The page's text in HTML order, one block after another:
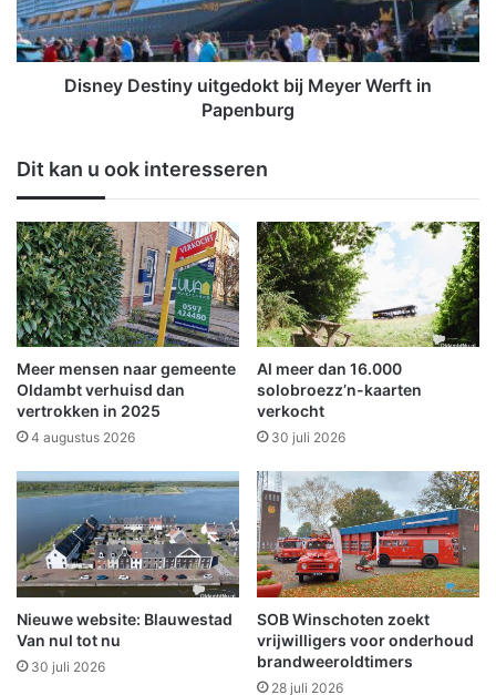
v
e
r
t
u
s
s
e
n
Z
u
i
d
b
r
e
k
B
a
d
N
i
D
e
s
u
i
t
g
e
d
o
k
t
b
i
j
e
y
W
e
r
f
t
Disney Destiny uitgedokt bij Meyer Werft in
Papenburg
Dit kan u ook interesseren
Meer mensen naar gemeente
Oldambt verhuisd dan
vertrokken in 2025
4 augustus 2026
Al meer dan 16.000
solobroezz’n-kaarten
verkocht
30 juli 2026
Nieuwe website: Blauwestad
Van nul tot nu
30 juli 2026
SOB Winschoten zoekt
vrijwilligers voor onderhoud
brandweeroldtimers
28 juli 2026